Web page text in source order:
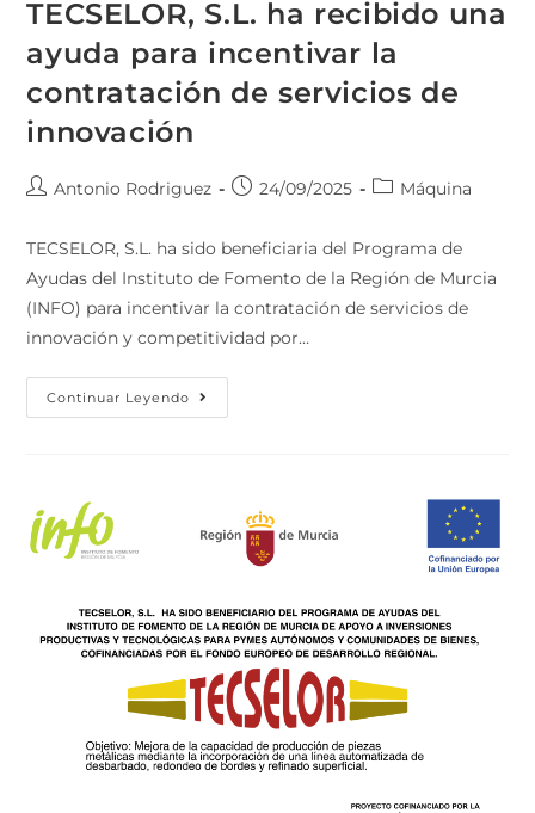
TECSELOR, S.L. ha recibido una
ayuda para incentivar la
contratación de servicios de
innovación
Antonio Rodriguez 24/09/2025 Máquina
TECSELOR, S.L. ha sido beneficiaria del Programa de
Ayudas del Instituto de Fomento de la Región de Murcia
(INFO) para incentivar la contratación de servicios de
innovación y competitividad por…
Continuar Leyendo